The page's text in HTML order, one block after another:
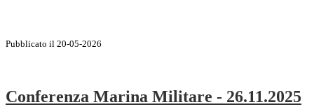
Pubblicato il 20-05-2026
Conferenza Marina Militare - 26.11.2025